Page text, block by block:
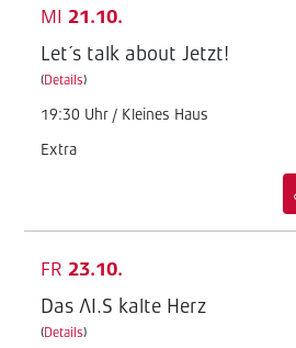
MI 21.10.
Let´s talk about Jetzt!
(Details)
19:30 Uhr / Kleines Haus
Extra
FR 23.10.
Das AI.S kalte Herz
(Details)